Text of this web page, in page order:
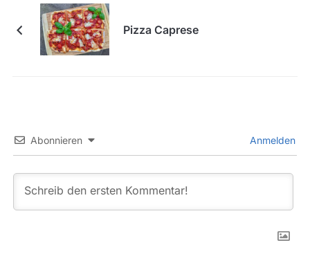
Pizza Caprese
Abonnieren Anmelden